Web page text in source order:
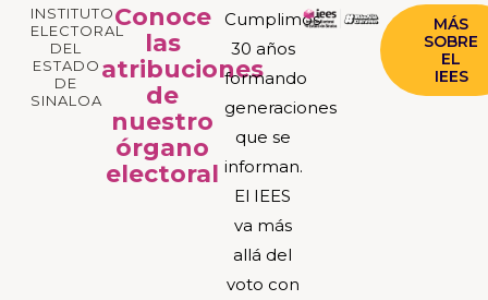
INSTITUTO
ELECTORAL
DEL
ESTADO
DE
SINALOA
Conoce
las
atribuciones
de
nuestro
órgano
electoral
Cumplimos
30 años
formando
generaciones
que se
informan.
El IEES
va más
allá del
voto con
MÁS
SOBRE
EL
IEES